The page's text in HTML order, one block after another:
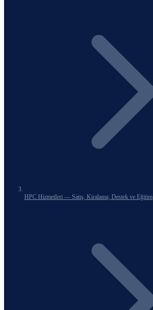
HPC Hizmetleri — Satış, Kiralama, Destek ve Eğitim